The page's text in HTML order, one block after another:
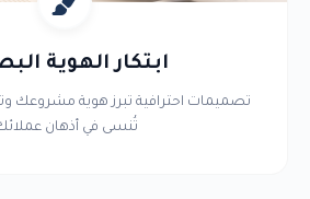
ابتكار الهوية
تصميمات احترافية تبرز هوية مشروعك
تُنسى في أذهان عملائك.